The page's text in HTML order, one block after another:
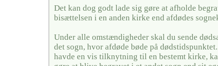
Det kan dog godt lade sig gøre at afholde
bisættelsen i en anden kirke end afdødes
Under alle omstændigheder skal du sende
det sogn, hvor afdøde bøde på
havde en vis tilknytning til en bestemt kirke,